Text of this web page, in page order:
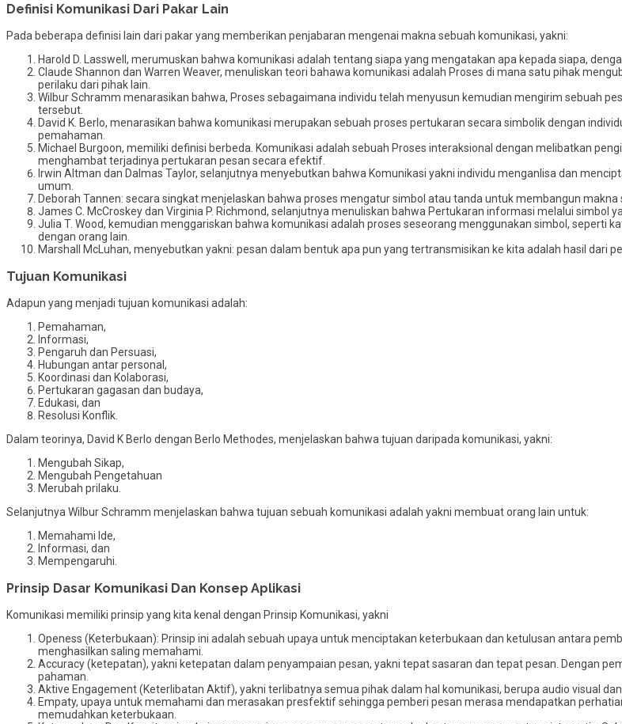
Definisi Komunikasi Dari Pakar Lain
Pada beberapa definisi lain dari pakar yang memberikan penjabaran mengenai makna sebuah komunikasi, yakni:
Harold D. Lasswell, merumuskan bahwa komunikasi adalah tentang siapa yang mengatakan apa kepada siapa,
Claude Shannon dan Warren Weaver, menuliskan teori bahawa komunikasi adalah Proses di mana satu pihak
perilaku dari pihak lain.
Wilbur Schramm menarasikan bahwa, Proses sebagaimana individu telah menyusun kemudian mengirim sebuah
tersebut.
David K. Berlo, menarasikan bahwa komunikasi merupakan sebuah proses pertukaran secara simbolik dengan
pemahaman.
Michael Burgoon, memiliki definisi berbeda. Komunikasi adalah sebuah Proses interaksional dengan melibatkan
menghambat terjadinya pertukaran pesan secara efektif.
Irwin Altman dan Dalmas Taylor, selanjutnya menyebutkan bahwa Komunikasi yakni individu menganlisa dan
umum.
Deborah Tannen: secara singkat menjelaskan bahwa proses mengatur simbol atau tanda untuk membangun makna
James C. McCroskey dan Virginia P. Richmond, selanjutnya menuliskan bahwa Pertukaran informasi melalui simbol
Julia T. Wood, kemudian menggariskan bahwa komunikasi adalah proses seseorang menggunakan simbol,
dengan orang lain.
Marshall McLuhan, menyebutkan yakni: pesan dalam bentuk apa pun yang tertransmisikan ke kita adalah hasil dari
Tujuan Komunikasi
Adapun yang menjadi tujuan komunikasi adalah:
Pemahaman,
Informasi,
Pengaruh dan Persuasi,
Hubungan antar personal,
Koordinasi dan Kolaborasi,
Pertukaran gagasan dan budaya,
Edukasi, dan
Resolusi Konflik.
Dalam teorinya, David K Berlo dengan Berlo Methodes, menjelaskan bahwa tujuan daripada komunikasi, yakni:
Mengubah Sikap,
Mengubah Pengetahuan
Merubah prilaku.
Selanjutnya Wilbur Schramm menjelaskan bahwa tujuan sebuah komunikasi adalah yakni membuat orang lain untuk:
Memahami Ide,
Informasi, dan
Mempengaruhi.
Prinsip Dasar Komunikasi Dan Konsep Aplikasi
Komunikasi memiliki prinsip yang kita kenal dengan Prinsip Komunikasi, yakni
Openess (Keterbukaan): Prinsip ini adalah sebuah upaya untuk menciptakan keterbukaan dan ketulusan antara
menghasilkan saling memahami.
Accuracy (ketepatan), yakni ketepatan dalam penyampaian pesan, yakni tepat sasaran dan tepat pesan. Dengan
pahaman.
Aktive Engagement (Keterlibatan Aktif), yakni terlibatnya semua pihak dalam hal komunikasi, berupa audio visual
Empaty, upaya untuk memahami dan merasakan presfektif sehingga pemberi pesan merasa mendapatkan
memudahkan keterbukaan.